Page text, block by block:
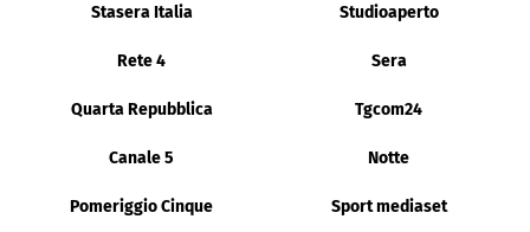
Stasera Italia Studioaperto
Rete 4 Sera
Quarta Repubblica Tgcom24
Canale 5 Notte
Pomeriggio Cinque Sport mediaset